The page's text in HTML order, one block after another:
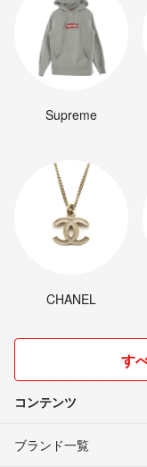
Supreme
CHANEL
す
コンテンツ
ブランド一覧